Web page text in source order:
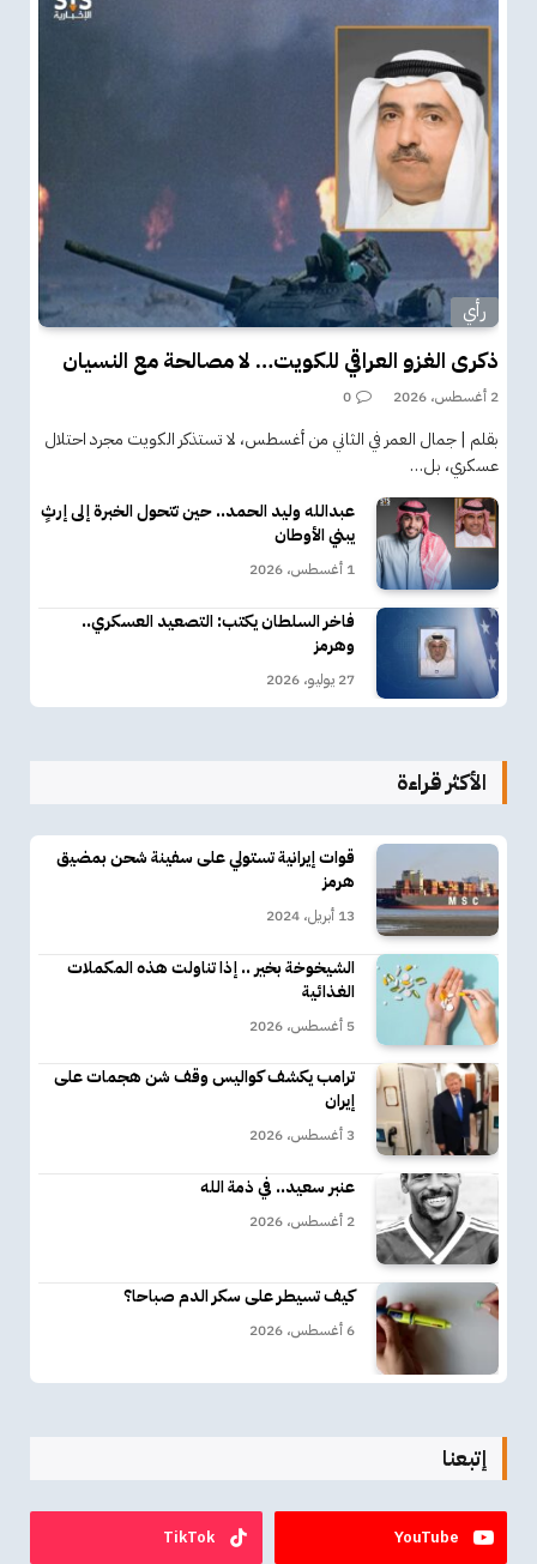
رأي
ذكرى الغزو العراقي للكويت… لا مصالحة مع النسيان
2 أغسطس، 2026 0
بقلم | جمال العمر في الثاني من أغسطس، لا تستذكر الكويت مجرد احتلال
عسكري، بل…
عبدالله وليد الحمد.. حين تتحول الخبرة إلى إرثٍ
يبني الأوطان
1 أغسطس، 2026
فاخر السلطان يكتب: التصعيد العسكري..
وهرمز
27 يوليو، 2026
الأكثر قراءة
قوات إيرانية تستولي على سفينة شحن بمضيق
هرمز
13 أبريل، 2024
الشيخوخة بخير .. إذا تناولت هذه المكملات
الغذائية
5 أغسطس، 2026
ترامب يكشف كواليس وقف شن هجمات على
إيران
3 أغسطس، 2026
عنبر سعيد.. في ذمة الله
2 أغسطس، 2026
كيف تسيطر على سكر الدم صباحا؟
6 أغسطس، 2026
إتبعنا
YouTube
TikTok